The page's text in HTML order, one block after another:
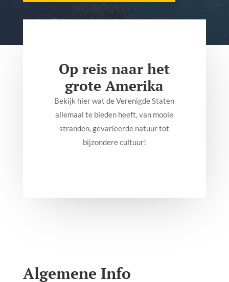
Op reis naar het
grote Amerika
Bekijk hier wat de Verenigde Staten
allemaal te bieden heeft, van mooie
stranden, gevarieerde natuur tot
bijzondere cultuur!
Algemene Info